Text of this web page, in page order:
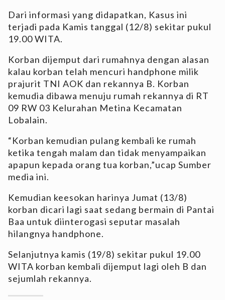
Dari informasi yang didapatkan, Kasus ini
terjadi pada Kamis tanggal (12/8) sekitar pukul
19.00 WITA.
Korban dijemput dari rumahnya dengan alasan
kalau korban telah mencuri handphone milik
prajurit TNI AOK dan rekannya B. Korban
kemudia dibawa menuju rumah rekannya di RT
09 RW 03 Kelurahan Metina Kecamatan
Lobalain.
“Korban kemudian pulang kembali ke rumah
ketika tengah malam dan tidak menyampaikan
apapun kepada orang tua korban,”ucap Sumber
media ini.
Kemudian keesokan harinya Jumat (13/8)
korban dicari lagi saat sedang bermain di Pantai
Baa untuk diinterogasi seputar masalah
hilangnya handphone.
Selanjutnya kamis (19/8) sekitar pukul 19.00
WITA korban kembali dijemput lagi oleh B dan
sejumlah rekannya.